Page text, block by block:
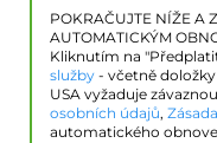
POKRAČUJTE NÍŽE A
AUTOMATICKÝM
Kliknutím na
služby - včetně
USA vyžaduje
osobních údajů,
automatického